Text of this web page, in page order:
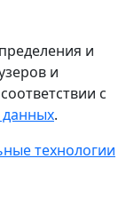
и
и
с
.
технологии